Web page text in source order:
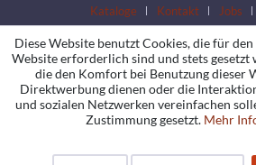
Kataloge
Kontakt Jobs
Diese Website benutzt Cookies, die für
Website erforderlich sind und stets gesetzt
die den Komfort bei Benutzung dieser
Direktwerbung dienen oder die
und sozialen Netzwerken vereinfachen
Zustimmung gesetzt. Mehr